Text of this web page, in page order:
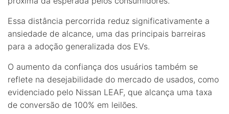
Essa distância percorrida reduz significativamente a
ansiedade de alcance, uma das principais barreiras
para a adoção generalizada dos EVs.
O aumento da confiança dos usuários também se
reflete na desejabilidade do mercado de usados, como
evidenciado pelo Nissan LEAF, que alcança uma taxa
de conversão de 100% em leilões.